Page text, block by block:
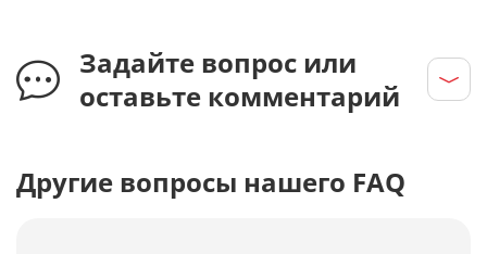
Задайте вопрос или
оставьте комментарий
Другие вопросы нашего FAQ